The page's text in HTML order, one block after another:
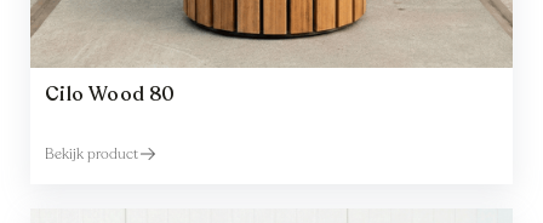
Cilo Wood 80
Bekijk product